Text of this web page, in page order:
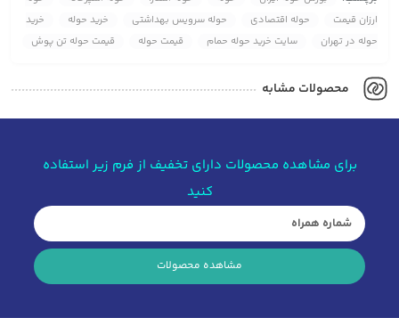
ارزان قیمت
حوله اقتصادی حوله سرویس بهداشتی خرید حوله
خرید
حوله در تهران
سایت خرید حوله حمام قیمت حوله قیمت حوله تن پوش
محصولات مشابه
برای مشاهده محصولات دارای تخفیف از فرم زیر استفاده
کنید
مشاهده محصولات